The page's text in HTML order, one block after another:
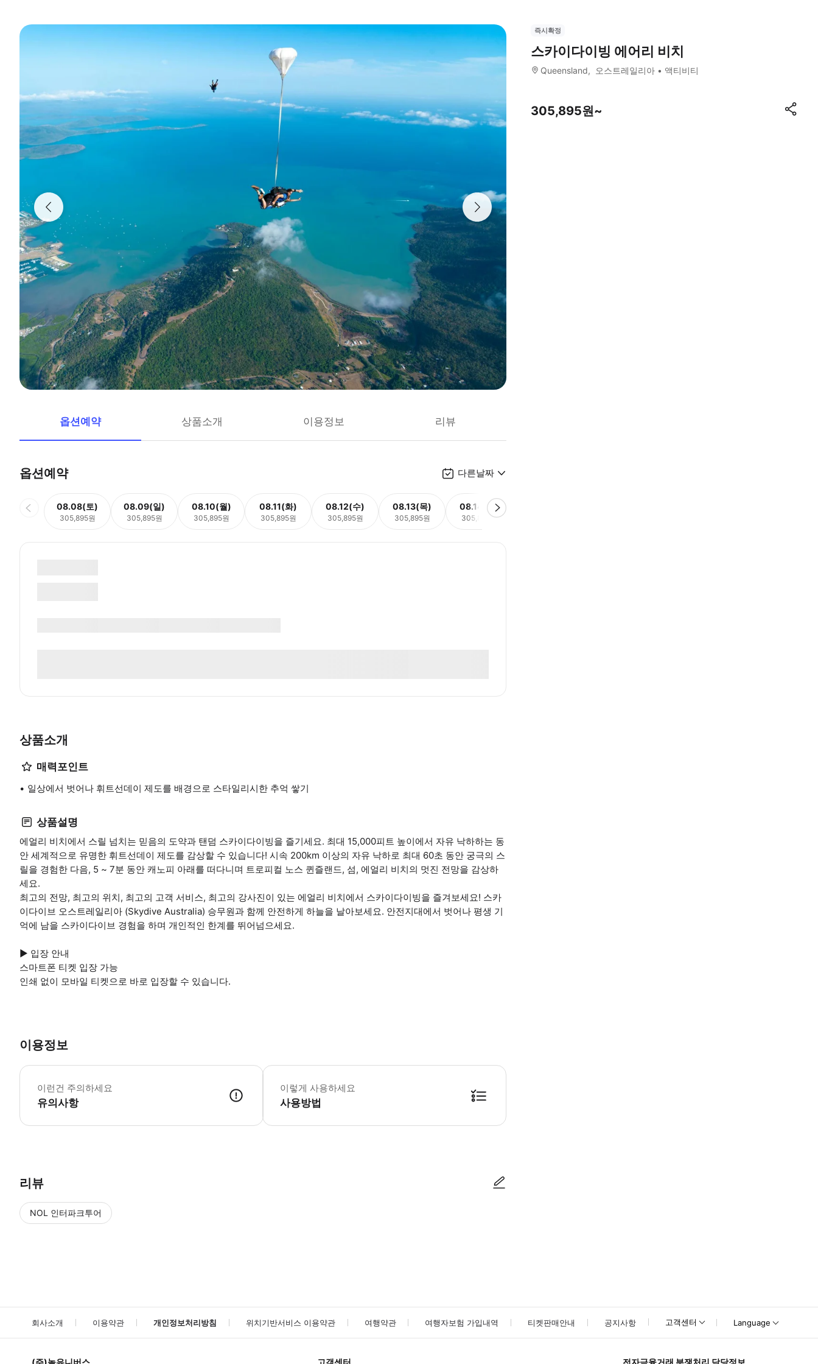
옵션예약 상품소개 이용정보 리뷰
옵션예약 다른날짜
08.08(토)
305,895원
08.09(일)
305,895원
08.10(월)
305,895원
08.11(화)
305,895원
08.12(수)
305,895원
08.13(목)
305,895원
08.14(금)
305,895원
상품소개
매력포인트
일상에서 벗어나 휘트선데이 제도를 배경으로 스타일리시한 추억 쌓기
상품설명
에얼리 비치에서 스릴 넘치는 믿음의 도약과 탠덤 스카이다이빙을 즐기세요. 최대 15,000피트 높이에서 자유 낙하하는 동
안 세계적으로 유명한 휘트선데이 제도를 감상할 수 있습니다! 시속 200km 이상의 자유 낙하로 최대 60초 동안 궁극의 스
릴을 경험한 다음, 5 ~ 7분 동안 캐노피 아래를 떠다니며 트로피컬 노스 퀸즐랜드, 섬, 에얼리 비치의 멋진 전망을 감상하
세요.
최고의 전망, 최고의 위치, 최고의 고객 서비스, 최고의 강사진이 있는 에얼리 비치에서 스카이다이빙을 즐겨보세요! 스카
이다이브 오스트레일리아 (Skydive Australia) 승무원과 함께 안전하게 하늘을 날아보세요. 안전지대에서 벗어나 평생 기
억에 남을 스카이다이브 경험을 하며 개인적인 한계를 뛰어넘으세요.
▶ 입장 안내
스마트폰 티켓 입장 가능
인쇄 없이 모바일 티켓으로 바로 입장할 수 있습니다.
이용정보
이런건 주의하세요
유의사항
▶ 꼭 알아두세요 * 고객이 현장에서 지불해야 하는 94KG (944-104.9kg, $ 50 | 105-114.9kg, $ 75 | 115kg +, $ 100) 이상의 무게인 경우 추가 요금이 부
이렇게 사용하세요
사용방법
리뷰
NOL 인터파크투어
즉시확정
스카이다이빙 에어리 비치
Queensland 오스트레일리아 액티비티
305,895원~
회사소개 이용약관 개인정보처리방침 위치기반서비스 이용약관 여행약관 여행자보험 가입내역 티켓판매안내 공지사항 고객센터 Language
(주)놀유니버스 고객센터 전자금융거래 분쟁처리 담당정보